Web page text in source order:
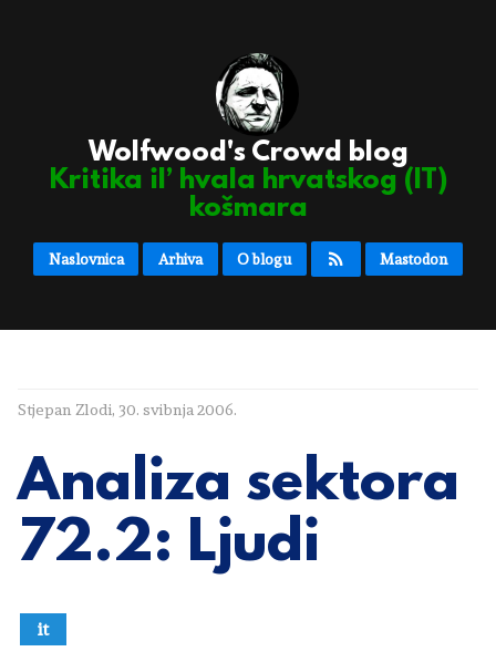
Wolfwood's Crowd blog
Kritika il’ hvala hrvatskog (IT)
košmara
Naslovnica Arhiva O blogu Mastodon
Stjepan Zlodi, 30. svibnja 2006.
Analiza sektora
72.2: Ljudi
it